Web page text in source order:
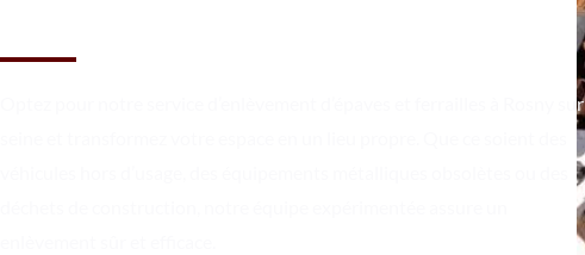
Optez pour notre service d’enlèvement d’épaves et ferrailles à Rosny sur